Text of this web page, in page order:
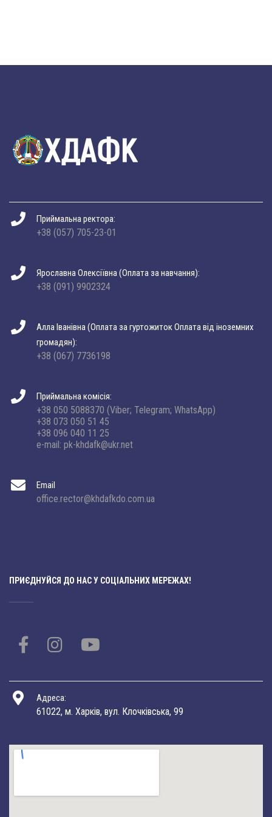
Приймальна ректора:
+38 (057) 705-23-01
Ярославна Олексіївна (Оплата за навчання):
+38 (091) 9902324
Алла Іванівна (Оплата за гуртожиток Оплата від іноземних
громадян):
+38 (067) 7736198
Приймальна комісія:
+38 050 5088370 (Viber; Telegram; WhatsApp)
+38 073 050 51 45
+38 096 040 11 25
e-mail: pk-khdafk@ukr.net
Email
office.rector@khdafkdo.com.ua
ПРИЄДНУЙСЯ ДО НАС У СОЦІАЛЬНИХ МЕРЕЖАХ!
Адреса:
61022, м. Харків, вул. Клочківська, 99